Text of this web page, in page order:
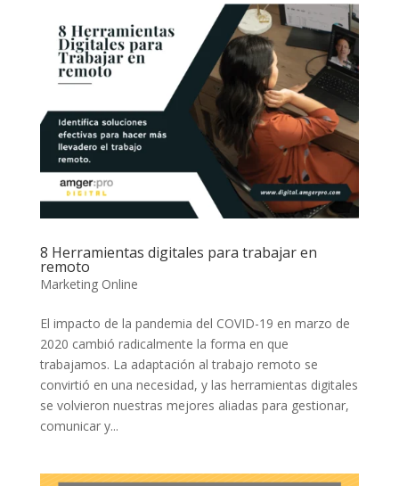
8 Herramientas digitales para trabajar en
remoto
Marketing Online
El impacto de la pandemia del COVID-19 en marzo de
2020 cambió radicalmente la forma en que
trabajamos. La adaptación al trabajo remoto se
convirtió en una necesidad, y las herramientas digitales
se volvieron nuestras mejores aliadas para gestionar,
comunicar y...